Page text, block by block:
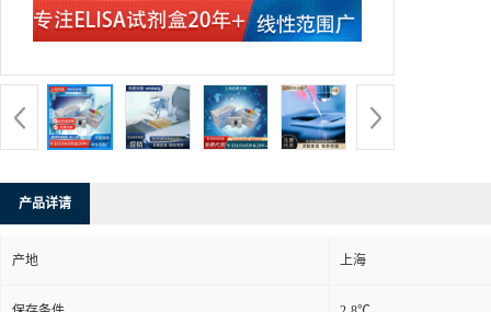
产品详请
产地 上海